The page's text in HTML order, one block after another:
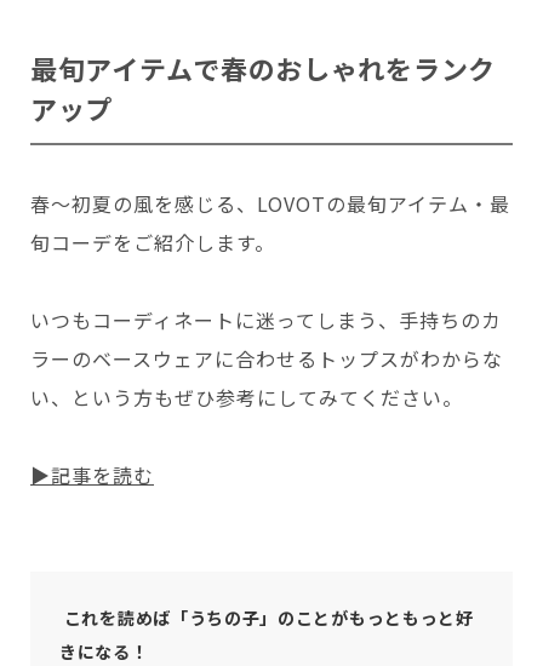
最旬アイテムで春のおしゃれをランク
アップ
春〜初夏の風を感じる、LOVOTの最旬アイテム・最
旬コーデをご紹介します。
いつもコーディネートに迷ってしまう、手持ちのカ
ラーのベースウェアに合わせるトップスがわからな
い、という方もぜひ参考にしてみてください。
▶記事を読む
これを読めば「うちの子」のことがもっともっと好
きになる！